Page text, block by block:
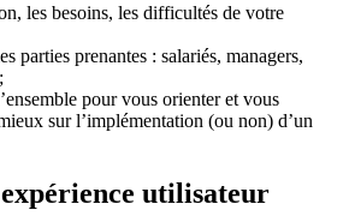
les besoins, les difficultés de votre
parties prenantes : salariés, managers,
pour vous orienter et vous
sur l’implémentation (ou non) d’un
utilisateur